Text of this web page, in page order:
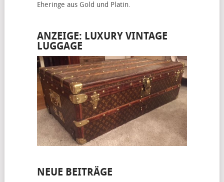
Eheringe aus Gold und Platin.
ANZEIGE: LUXURY VINTAGE
LUGGAGE
NEUE BEITRÄGE